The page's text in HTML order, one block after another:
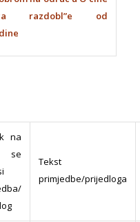
razdobl”e od
na
se
Tekst
primjedbe/prijedloga